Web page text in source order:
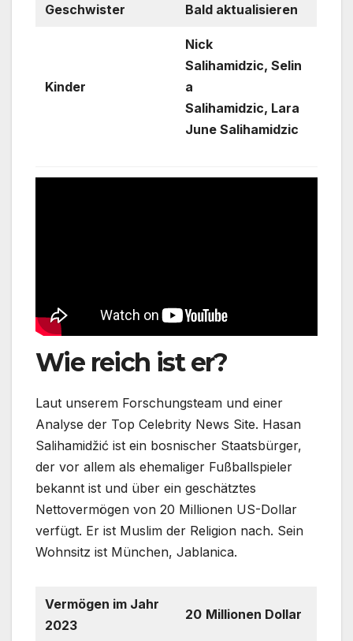
Geschwister Bald aktualisieren
Kinder
Nick
Salihamidzic, Selin
a
Salihamidzic, Lara
June Salihamidzic
Wie reich ist er?
Laut unserem Forschungsteam und einer
Analyse der Top Celebrity News Site. Hasan
Salihamidžić ist ein bosnischer Staatsbürger,
der vor allem als ehemaliger Fußballspieler
bekannt ist und über ein geschätztes
Nettovermögen von 20 Millionen US-Dollar
verfügt. Er ist Muslim der Religion nach. Sein
Wohnsitz ist München, Jablanica.
Vermögen im Jahr
2023
20 Millionen Dollar